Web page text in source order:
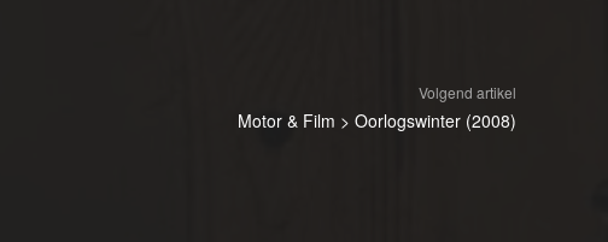
Volgend artikel
Motor & Film > Oorlogswinter (2008)